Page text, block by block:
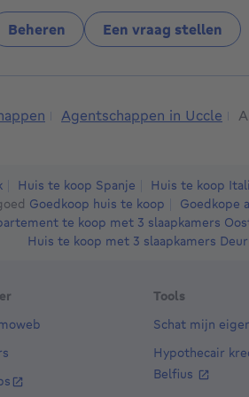
Beheren Een vraag stellen
Agentschappen in Uccle
Huis te koop Spanje Huis te koop
Goedkoop huis te koop
Goedkope
te koop met 3 slaapkamers
Huis te koop met 3 slaapkamers
Tools
Schat mijn
Hypothecair
Belfius